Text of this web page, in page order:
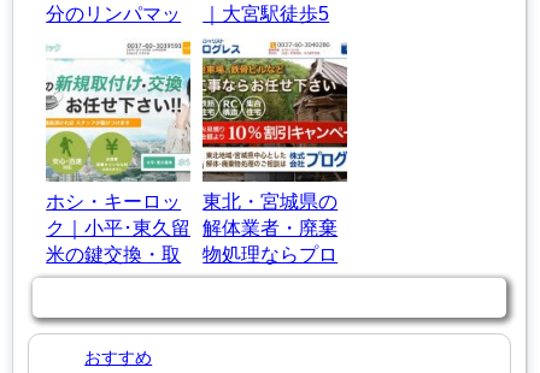
分のリンパマッ
サージサロン
｜大宮駅徒歩5
分の英語教室・
英会話スクール
ホシ・キーロッ
ク｜小平･東久留
米の鍵交換・取
付け1時間以内
東北・宮城県の
解体業者・廃棄
物処理ならプロ
グレスにお任
おすすめ